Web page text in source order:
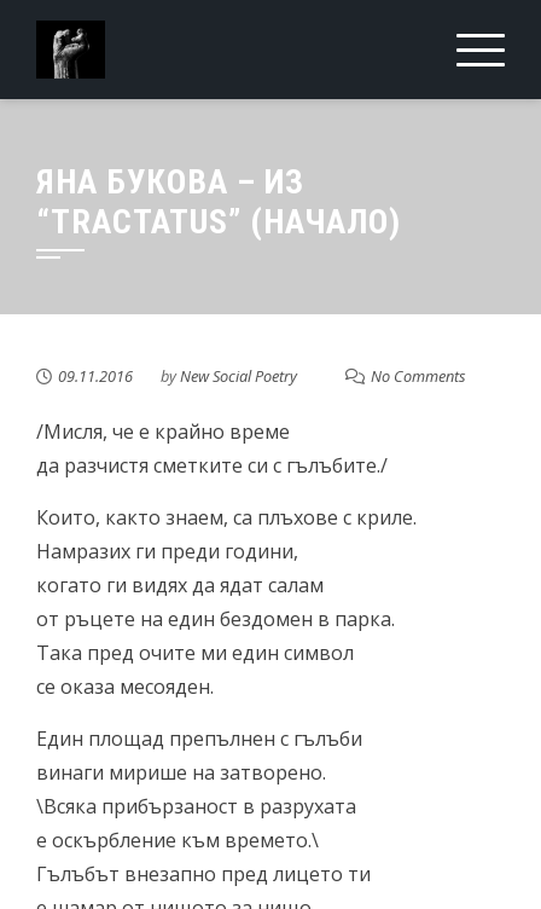
Skip
content
ЯНА БУКОВА – ИЗ
“TRACTATUS” (НАЧАЛО)
09.11.2016 byNew Social Poetry No Comments
/Мисля, че е крайно време
да разчистя сметките си с гълъбите./
Които, както знаем, са плъхове с криле.
Намразих ги преди години,
когато ги видях да ядат салам
от ръцете на един бездомен в парка.
Така пред очите ми един символ
се оказа месояден.
Един площад препълнен с гълъби
винаги мирише на затворено.
\Всяка прибързаност в разрухата
е оскърбление към времето.\
Гълъбът внезапно пред лицето ти